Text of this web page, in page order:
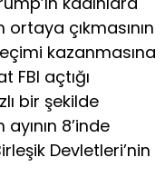
çıkmasının
kazanmasına
FBI açtığı
bir şekilde
8’inde
Devletleri’nin